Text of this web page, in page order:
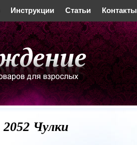
Инструкции Статьи Контакты
2052 Чулки